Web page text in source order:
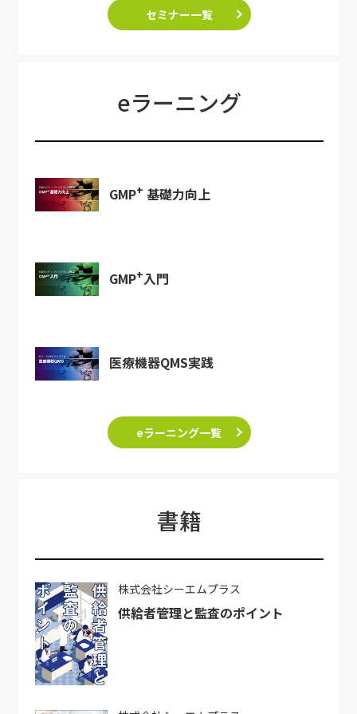
セミナー一覧
eラーニング
GMP+ 基礎力向上
GMP+入門
医療機器QMS実践
eラーニング一覧
書籍
株式会社シーエムプラス
供給者管理と監査のポイント